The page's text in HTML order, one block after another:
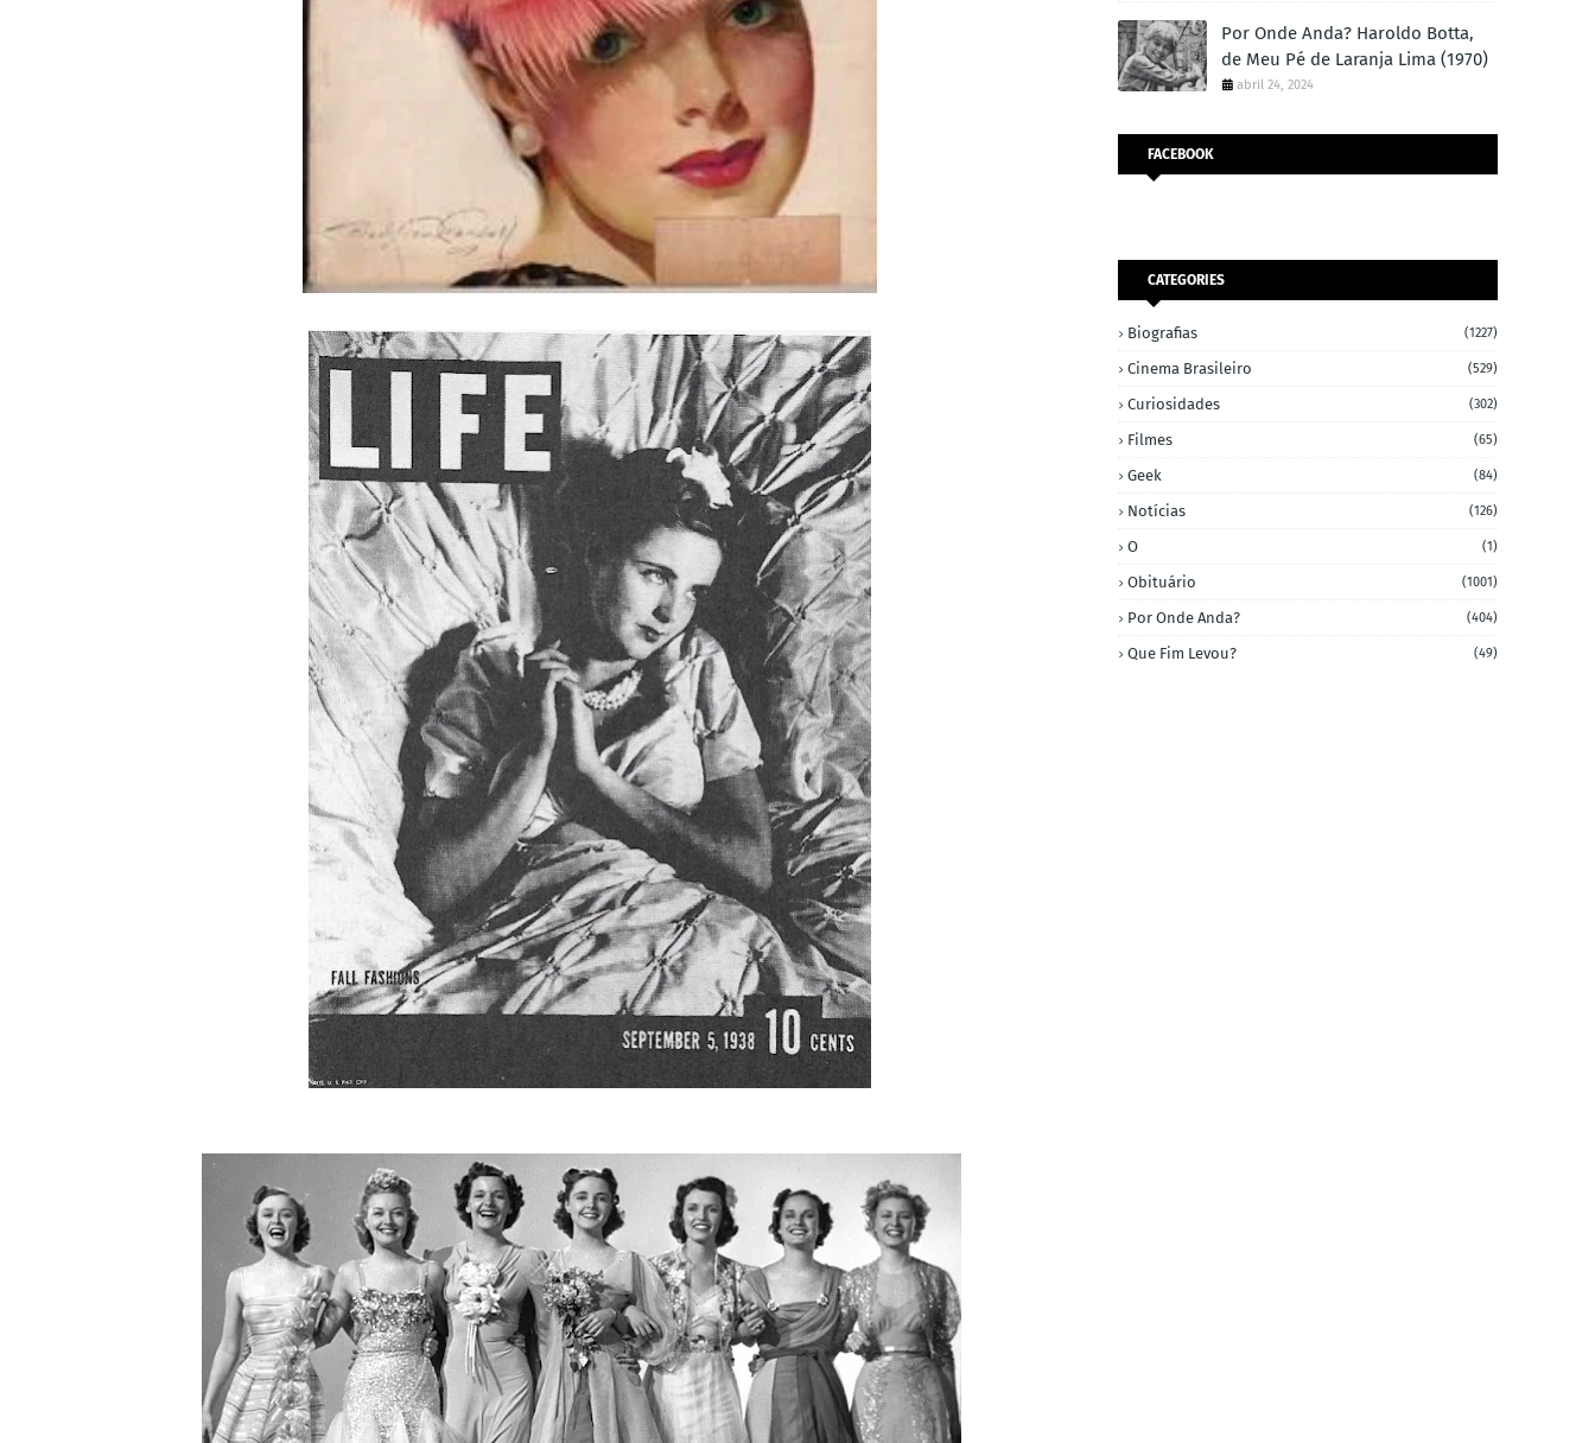
Por Onde Anda? Haroldo Botta,
de Meu Pé de Laranja Lima (1970)
abril 24, 2024
FACEBOOK
CATEGORIES
Biografias (1227)
Cinema Brasileiro (529)
Curiosidades (302)
Filmes (65)
Geek (84)
Notícias (126)
O (1)
Obituário (1001)
Por Onde Anda? (404)
Que Fim Levou? (49)